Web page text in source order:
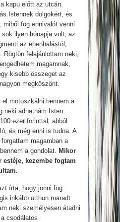
kapu előtt az utcán.
Istennek dolgokért, és
miből fog ennivalót venni
ilyen hónapja volt, az
az éhenhalástól,
Rögtön felajánlottam neki,
magamnak,
kisebb összeget az
megköszönt.
motoszkálni bennem a
neki adhatnám Isten
ezer forinttal: abból
és még enni is tudna. A
magamban a
a gondolat. Mikor
kezembe fogtam
írta, hogy jönni fog
inkább otthon maradt
neki személyesen átadni
csodálatos